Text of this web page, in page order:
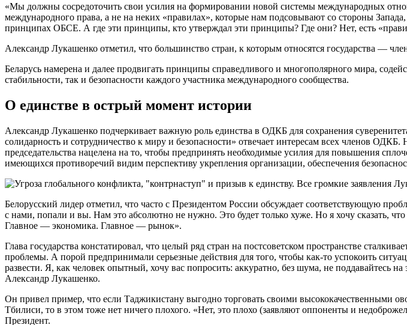
«Мы должны сосредоточить свои усилия на формировании новой системы международных
международного права, а не на неких «правилах», которые нам подсовывают со стороны
принципах ОБСЕ. А где эти принципы, кто утверждал эти принципы? Где они? Нет, есть
Александр Лукашенко отметил, что большинство стран, к которым относятся государства —
Беларусь намерена и далее продвигать принципы справедливого и многополярного мира,
стабильности, так и безопасности каждого участника международного сообщества.
О единстве в острый момент истории
Александр Лукашенко подчеркивает важную роль единства в ОДКБ для сохранения
солидарность и сотрудничество к миру и безопасности» отвечает интересам всех членов
председательства нацелена на то, чтобы предпринять необходимые усилия для повышения
имеющихся противоречий видим перспективу укрепления организации, обеспечения
Белорусский лидер отметил, что часто с Президентом России обсуждает соответствующую
с нами, попали и вы. Нам это абсолютно не нужно. Это будет только хуже. Но я хочу сказать,
Главное — экономика. Главное — рынок».
Глава государства констатировал, что целый ряд стран на постсоветском пространстве
проблемы. А порой предпринимали серьезные действия для того, чтобы как-то успокоить
развести. Я, как человек опытный, хочу вас попросить: аккуратно, без шума, не
Александр Лукашенко.
Он привел пример, что если Таджикистану выгодно торговать своими высококачественными
Тбилиси, то в этом тоже нет ничего плохого. «Нет, это плохо (заявляют оппоненты и
Президент.